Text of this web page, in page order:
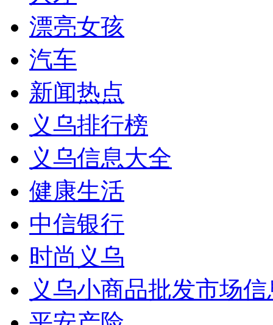
漂亮女孩
汽车
新闻热点
义乌排行榜
义乌信息大全
健康生活
中信银行
时尚义乌
义乌小商品批发市场